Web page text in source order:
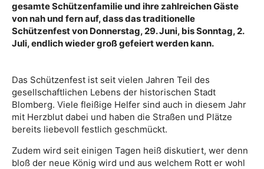
gesamte Schützenfamilie und ihre zahlreichen Gäste
von nah und fern auf, dass das traditionelle
Schützenfest von Donnerstag, 29. Juni, bis Sonntag, 2.
Juli, endlich wieder groß gefeiert werden kann.
Das Schützenfest ist seit vielen Jahren Teil des
gesellschaftlichen Lebens der historischen Stadt
Blomberg. Viele fleißige Helfer sind auch in diesem Jahr
mit Herzblut dabei und haben die Straßen und Plätze
bereits liebevoll festlich geschmückt.
Zudem wird seit einigen Tagen heiß diskutiert, wer denn
bloß der neue König wird und aus welchem Rott er wohl